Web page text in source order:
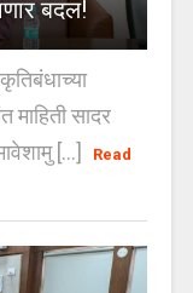
बदल!
सादर
[...]
Read